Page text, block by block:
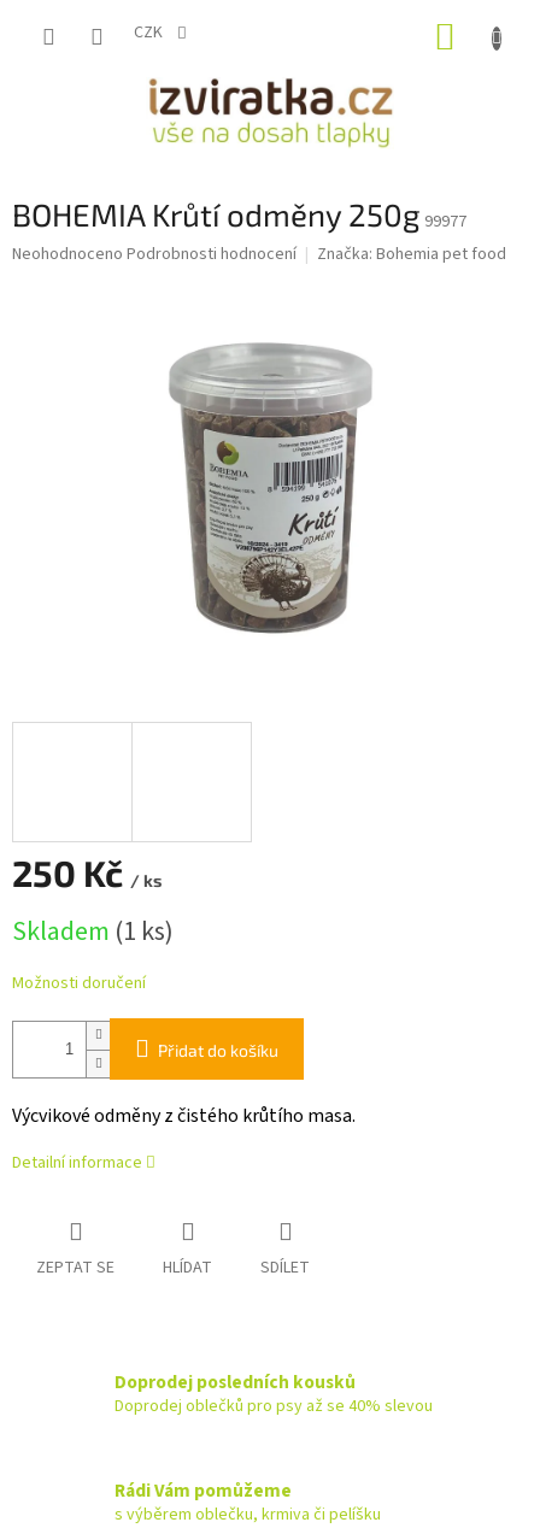
CZK
BOHEMIA Krůtí odměny 250g 99977
Průměrné
Neohodnoceno Podrobnosti hodnocení Značka: Bohemia pet food
250 Kč / ks
cena:
Skladem (1 ks)
Možnosti doručení
Přidat do košíku
Výcvikové odměny z čistého krůtího masa.
Detailní informace
ZEPTAT SE HLÍDAT SDÍLET
Doprodej posledních kousků
Doprodej oblečků pro psy až se 40% slevou
Rádi Vám pomůžeme
s výběrem oblečku, krmiva či pelíšku